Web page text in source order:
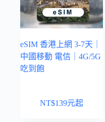
eSIM 香港上網 3-7天｜
中國移動 電信｜4G/5G
吃到飽
NT$139元起